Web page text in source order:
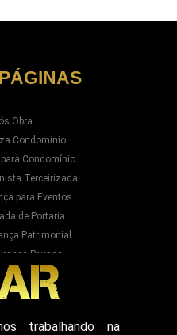
PÁGINAS
Obra
Condominio
Condomínio
Terceirizada
para Eventos
de Portaria
Patrimonial
Privada
de Serviços para
para Prédios
de Recepção
trabalhando na